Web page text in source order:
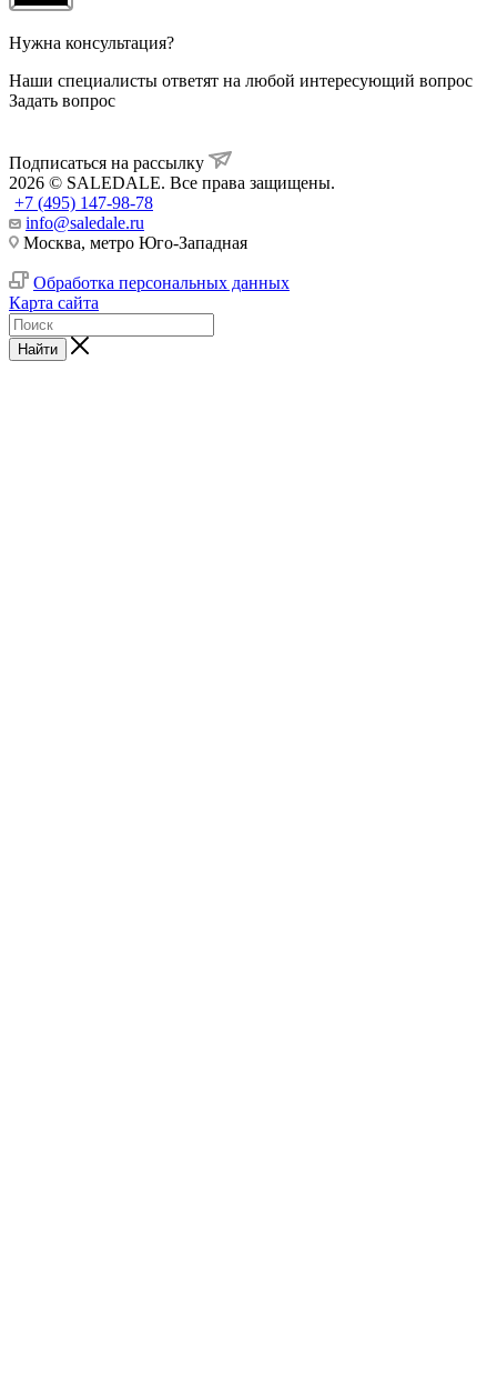
Нужна консультация?
Наши специалисты ответят на любой интересующий вопрос
Задать вопрос
Подписаться на рассылку
2026 © SALEDALE. Все права защищены.
+7 (495) 147-98-78
info@saledale.ru
Москва, метро Юго-Западная
Обработка персональных данных
Карта сайта
Найти